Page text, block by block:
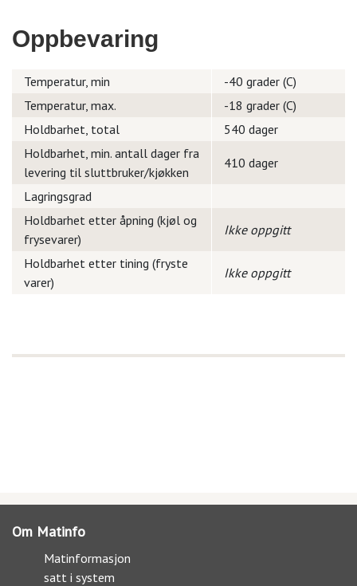
Oppbevaring
Temperatur, min
-40 grader (C)
Temperatur, max.
-18 grader (C)
Holdbarhet, total
540 dager
Holdbarhet, min. antall dager fra
levering til sluttbruker/kjøkken
410 dager
Lagringsgrad
Holdbarhet etter åpning (kjøl og
frysevarer)
Ikke oppgitt
Holdbarhet etter tining (fryste
varer)
Ikke oppgitt
Om Matinfo
Matinformasjon
satt i system